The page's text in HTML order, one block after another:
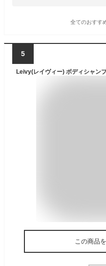
全てのおすす
5
Leivy(レイヴィー) ボディシャン
この商品